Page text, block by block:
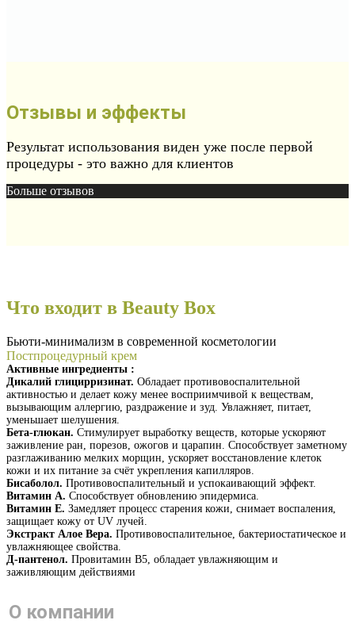
О компании
Отзывы и эффекты
Результат использования виден уже после первой
процедуры - это важно для клиентов
Больше отзывов
Что входит в Beauty Box
Бьюти-минимализм в современной косметологии
Постпроцедурный крем
Активные ингредиенты :
Дикалий глицирризинат. Обладает противовоспалительной
активностью и делает кожу менее восприимчивой к веществам,
вызывающим аллергию, раздражение и зуд. Увлажняет, питает,
уменьшает шелушения.
Бета-глюкан. Стимулирует выработку веществ, которые ускоряют
заживление ран, порезов, ожогов и царапин. Способствует заметному
разглаживанию мелких морщин, ускоряет восстановление клеток
кожи и их питание за счёт укрепления капилляров.
Бисаболол. Противовоспалительный и успокаивающий эффект.
Витамин А. Способствует обновлению эпидермиса.
Витамин Е. Замедляет процесс старения кожи, снимает воспаления,
защищает кожу от UV лучей.
Экстракт Алое Вера. Противовоспалительное, бактериостатическое и
увлажняющее свойства.
Д-пантенол. Провитамин В5, обладает увлажняющим и
заживляющим действиями